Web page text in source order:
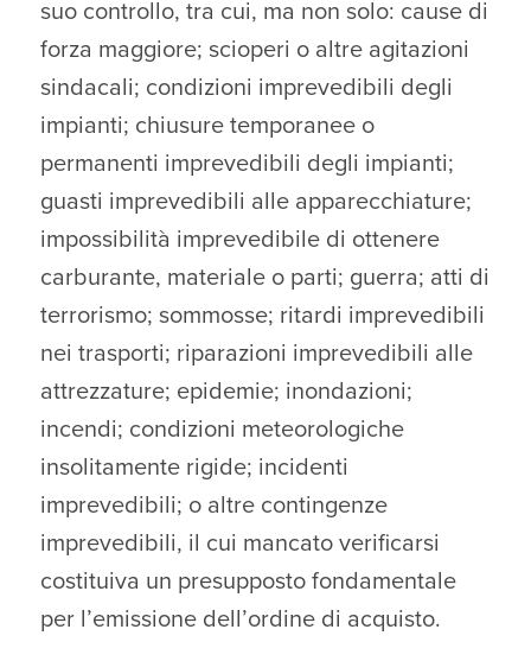
suo controllo, tra cui, ma non solo: cause di
forza maggiore; scioperi o altre agitazioni
sindacali; condizioni imprevedibili degli
impianti; chiusure temporanee o
permanenti imprevedibili degli impianti;
guasti imprevedibili alle apparecchiature;
impossibilità imprevedibile di ottenere
carburante, materiale o parti; guerra; atti di
terrorismo; sommosse; ritardi imprevedibili
nei trasporti; riparazioni imprevedibili alle
attrezzature; epidemie; inondazioni;
incendi; condizioni meteorologiche
insolitamente rigide; incidenti
imprevedibili; o altre contingenze
imprevedibili, il cui mancato verificarsi
costituiva un presupposto fondamentale
per l’emissione dell’ordine di acquisto.